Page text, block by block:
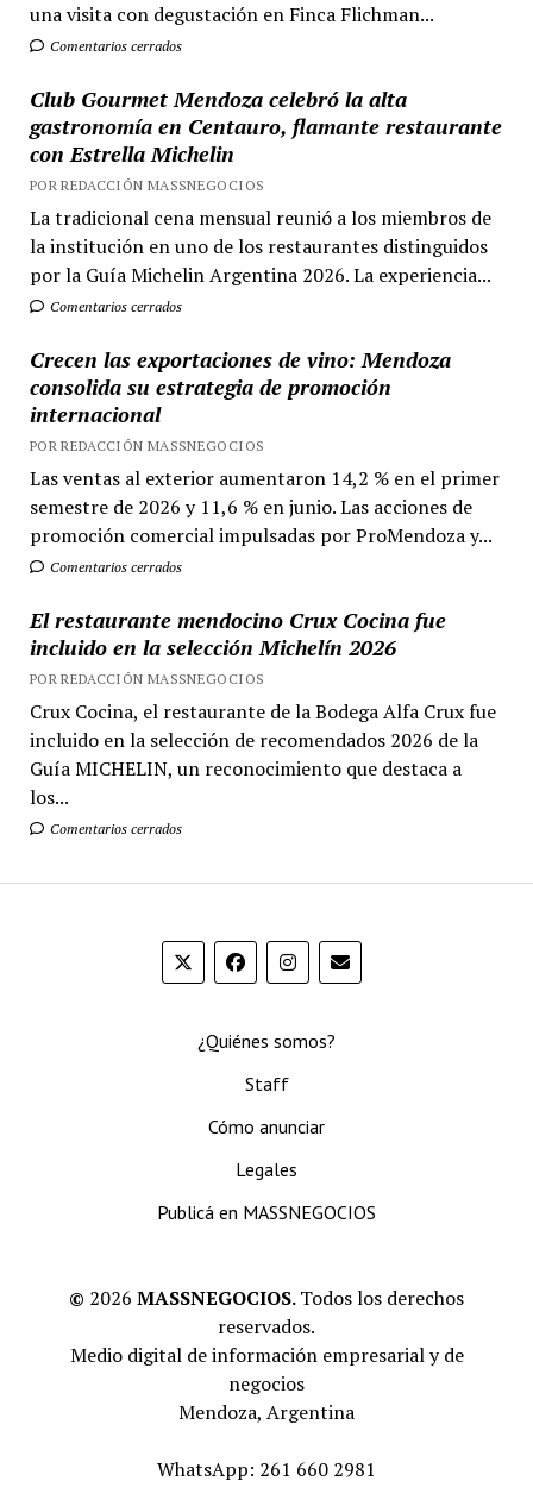
una visita con degustación en Finca Flichman...
Comentarios cerrados
Club Gourmet Mendoza celebró la alta
gastronomía en Centauro, flamante restaurante
con Estrella Michelin
POR REDACCIÓN MASSNEGOCIOS
La tradicional cena mensual reunió a los miembros de
la institución en uno de los restaurantes distinguidos
por la Guía Michelin Argentina 2026. La experiencia...
Comentarios cerrados
Crecen las exportaciones de vino: Mendoza
consolida su estrategia de promoción
internacional
POR REDACCIÓN MASSNEGOCIOS
Las ventas al exterior aumentaron 14,2 % en el primer
semestre de 2026 y 11,6 % en junio. Las acciones de
promoción comercial impulsadas por ProMendoza y...
Comentarios cerrados
El restaurante mendocino Crux Cocina fue
incluido en la selección Michelín 2026
POR REDACCIÓN MASSNEGOCIOS
Crux Cocina, el restaurante de la Bodega Alfa Crux fue
incluido en la selección de recomendados 2026 de la
Guía MICHELIN, un reconocimiento que destaca a
los...
Comentarios cerrados
¿Quiénes somos?
Staff
Cómo anunciar
Legales
Publicá en MASSNEGOCIOS
© 2026 MASSNEGOCIOS.Todos los derechos
reservados.
Medio digital de información empresarial y de
negocios
Mendoza, Argentina
WhatsApp: 261 660 2981